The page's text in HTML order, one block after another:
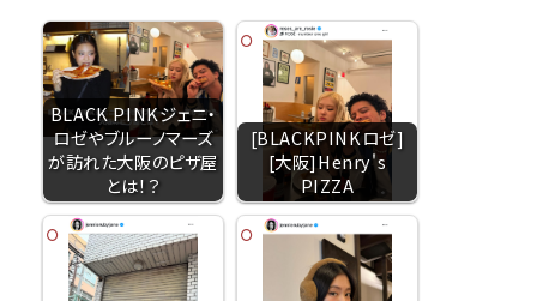
BLACK PINKジェニ・
ロゼやブルーノマーズ
が訪れた大阪のピザ屋
とは！？
[BLACKPINKロゼ]
[大阪]Henry's
PIZZA